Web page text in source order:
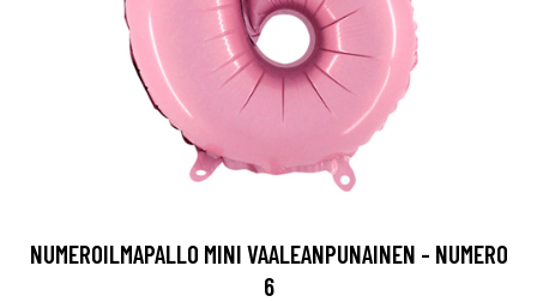
NUMEROILMAPALLO MINI VAALEANPUNAINEN - NUMERO
6